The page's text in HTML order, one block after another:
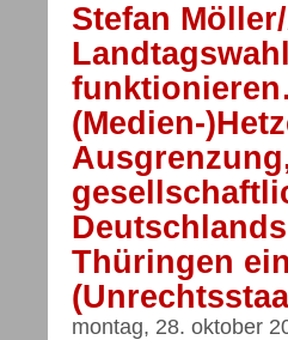
Stefan
(Medien-
Thüringen
montag, 28. oktober